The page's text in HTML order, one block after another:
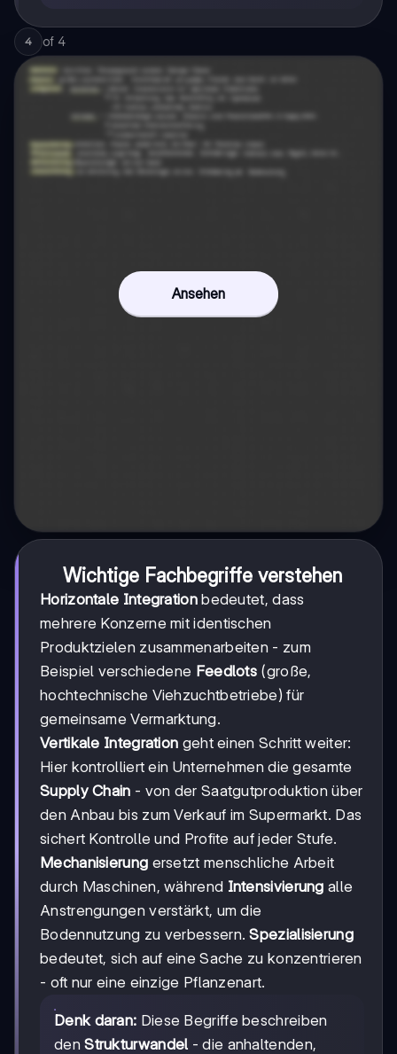
4 of 4
Ansehen
Wichtige Fachbegriffe verstehen
Horizontale Integrationbedeutet, dass
mehrere Konzerne mit identischen
Produktzielen zusammenarbeiten - zum
Beispiel verschiedene Feedlots (große,
hochtechnische Viehzuchtbetriebe) für
gemeinsame Vermarktung.
Vertikale Integration geht einen Schritt weiter:
Hier kontrolliert ein Unternehmen die gesamte
Supply Chain - von der Saatgutproduktion über
den Anbau bis zum Verkauf im Supermarkt. Das
sichert Kontrolle und Profite auf jeder Stufe.
Mechanisierung ersetzt menschliche Arbeit
durch Maschinen, während Intensivierung alle
Anstrengungen verstärkt, um die
Bodennutzung zu verbessern.Spezialisierung
bedeutet, sich auf eine Sache zu konzentrieren
- oft nur eine einzige Pflanzenart.
Denk daran: Diese Begriffe beschreiben
denStrukturwandel - die anhaltenden,